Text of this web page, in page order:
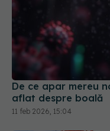
De ce apar mereu
aflat despre boală
11 feb 2026, 15:04